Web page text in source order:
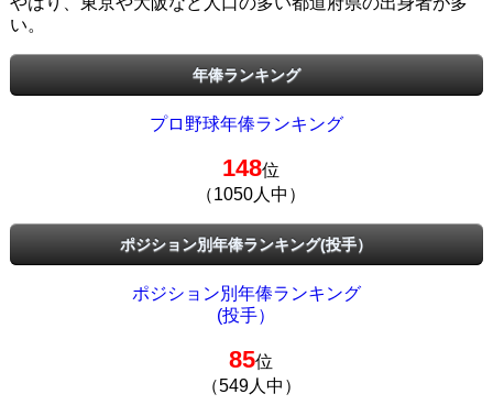
い。
年俸ランキング
プロ野球年俸ランキング
148位
（1050人中）
ポジション別年俸ランキング(投手）
ポジション別年俸ランキング
(投手）
85位
（549人中）